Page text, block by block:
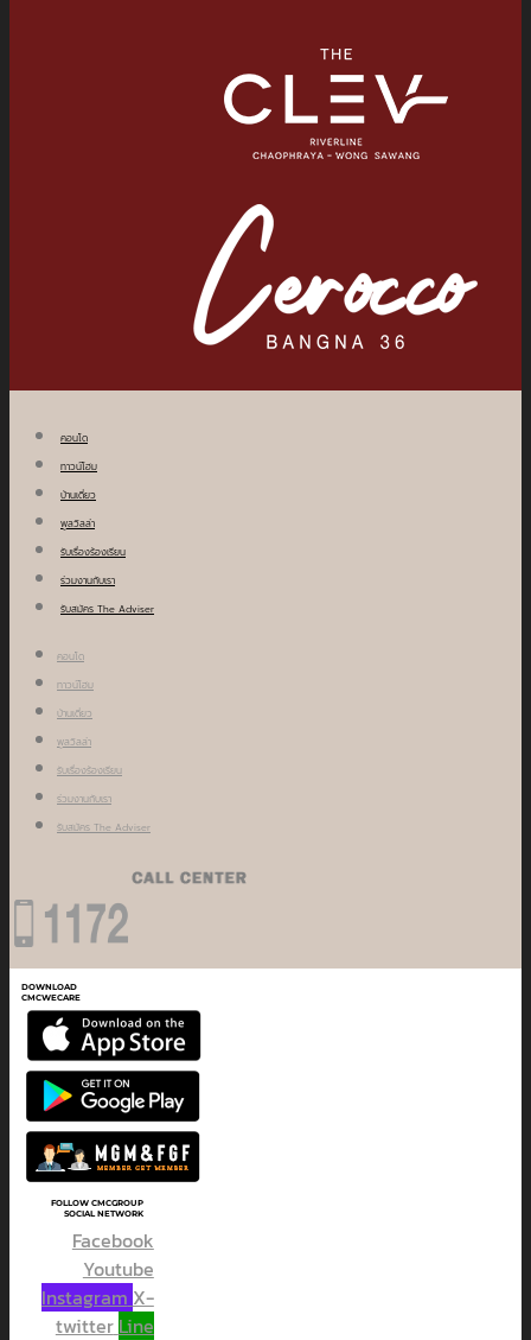
คอนโด
ทาวน์โฮม
บ้านเดี่ยว
พูลวิลล่า
รับเรื่องร้องเรียน
ร่วมงานกับเรา
รับสมัคร The Adviser
คอนโด
ทาวน์โฮม
บ้านเดี่ยว
พูลวิลล่า
รับเรื่องร้องเรียน
ร่วมงานกับเรา
รับสมัคร The Adviser
DOWNLOAD
CMCWECARE
FOLLOW CMCGROUP
SOCIAL NETWORK
Facebook
Youtube
Instagram X-
twitter Line